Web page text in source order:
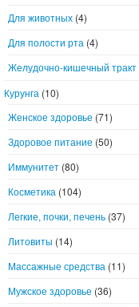
Для животных (4)
Для полости рта (4)
Желудочно-кишечный тракт
Курунга (10)
Женское здоровье (71)
Здоровое питание (50)
Иммунитет (80)
Косметика (104)
Легкие, почки, печень (37)
Литовиты (14)
Массажные средства (11)
Мужское здоровье (36)